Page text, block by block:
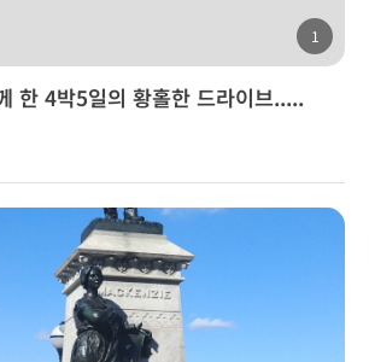
1
한 4박5일의 황홀한 드라이브.....